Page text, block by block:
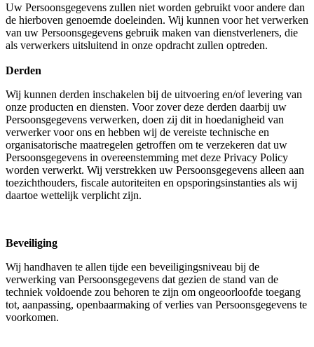
Uw Persoonsgegevens zullen niet worden gebruikt voor andere dan
de hierboven genoemde doeleinden. Wij kunnen voor het verwerken
van uw Persoonsgegevens gebruik maken van dienstverleners, die
als verwerkers uitsluitend in onze opdracht zullen optreden.
Derden
Wij kunnen derden inschakelen bij de uitvoering en/of levering van
onze producten en diensten. Voor zover deze derden daarbij uw
Persoonsgegevens verwerken, doen zij dit in hoedanigheid van
verwerker voor ons en hebben wij de vereiste technische en
organisatorische maatregelen getroffen om te verzekeren dat uw
Persoonsgegevens in overeenstemming met deze Privacy Policy
worden verwerkt. Wij verstrekken uw Persoonsgegevens alleen aan
toezichthouders, fiscale autoriteiten en opsporingsinstanties als wij
daartoe wettelijk verplicht zijn.
Beveiliging
Wij handhaven te allen tijde een beveiligingsniveau bij de
verwerking van Persoonsgegevens dat gezien de stand van de
techniek voldoende zou behoren te zijn om ongeoorloofde toegang
tot, aanpassing, openbaarmaking of verlies van Persoonsgegevens te
voorkomen.